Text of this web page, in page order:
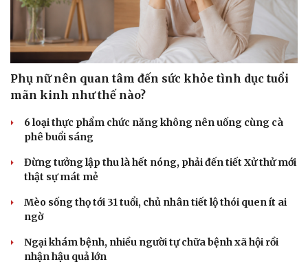
Doanh nghiệp
Thông tin doanh nghiệp
Doanh nghiệp 24h
Doanh nhân
Vì cộng đồng
Công nghệ
Sành điệu
Tin Công nghệ
Trải nghiệm
Phụ nữ nên quan tâm đến sức khỏe tình dục tuổi
mãn kinh như thế nào?
6 loại thực phẩm chức năng không nên uống cùng cà
phê buổi sáng
Đừng tưởng lập thu là hết nóng, phải đến tiết Xử thử mới
thật sự mát mẻ
Mèo sống thọ tới 31 tuổi, chủ nhân tiết lộ thói quen ít ai
ngờ
Ngại khám bệnh, nhiều người tự chữa bệnh xã hội rồi
nhận hậu quả lớn